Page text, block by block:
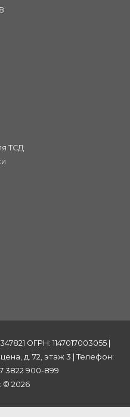
ТСД
ОГРН: 1147017003055 |
д. 72, этаж 3 | Телефон:
3822 900-899
© 2026